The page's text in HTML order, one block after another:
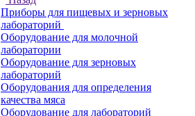
Приборы для пищевых и зерновых
лабораторий
Оборудование для молочной
лаборатории
Оборудование для зерновых
лабораторий
Оборудования для определения
качества мяса
Оборудование для лабораторий